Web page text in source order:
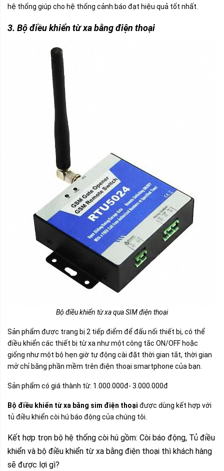
hệ thống giúp cho hệ thống cảnh báo đạt hiệu quả tốt nhất.
3. Bộ điều khiển từ xa bằng điện thoại
Bộ điều khiển từ xa qua SIM điện thoại
Sản phẩm được trang bị 2 tiếp điểm để đấu nối thiết bị, có thể
điều khiển các thiết bị từ xa như một công tắc ON/OFF hoặc
giống như một bộ hẹn giờ tự động cài đặt thời gian tắt, thời gian
mở chỉ bằng phần mềm trên điện thoại smartphone của bạn.
Sản phẩm có giá thành từ: 1.000.000đ- 3.000.000đ
Bộ điều khiển từ xa bằng sim điện thoại được dùng kết hợp với
tủ điều khiển còi hú báo động của chúng tôi.
Kết hợp trọn bộ hệ thống còi hú gồm: Còi báo động, Tủ điều
khiển và bộ điều khiển từ xa bằng điện thoại thì khách hàng
sẽ được lợi gì?